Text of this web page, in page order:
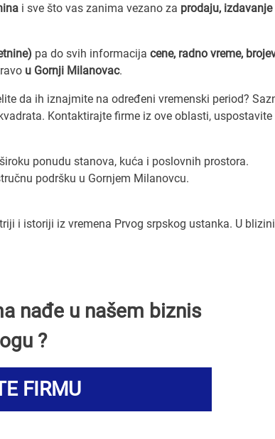
i sve što vas zanima vezano za prodaju, izdavanje
pa do svih informacija cene, radno vreme,
u Gornji Milanovac.
da ih iznajmite na određeni vremenski period?
Kontaktirajte firme iz ove oblasti, uspostavite
ponudu stanova, kuća i poslovnih prostora.
podršku u Gornjem Milanovcu.
i istoriji iz vremena Prvog srpskog ustanka. U
nađe u našem biznis
?
FIRMU